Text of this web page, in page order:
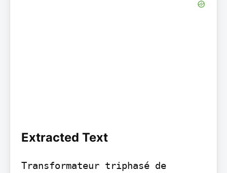
Extracted Text
Transformateur triphasé de